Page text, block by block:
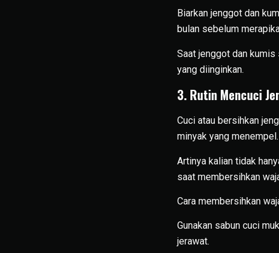
Biarkan jenggot dan
bulan sebelum
Saat jenggot dan
yang diinginkan.
3. Rutin Mencuci
Cuci atau bersihkan
minyak yang menempel.
Artinya kalian tidak
saat membersihkan
Cara membersihkan
Gunakan sabun cuci
jerawat.